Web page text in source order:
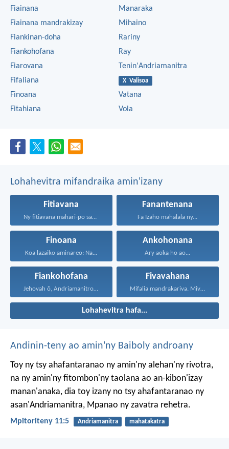
Fiainana
Fiainana mandrakizay
Fiankinan-doha
Fiankohofana
Fiarovana
Fifaliana
Finoana
Fitahiana
Manaraka
Mihaino
Rariny
Ray
Tenin'Andriamanitra
X Valisoa
Vatana
Vola
Lohahevitra mifandraika amin'izany
Fitiavana
Ny fitiavana mahari-po sady...
Fanantenana
Fa Izaho mahalala ny...
Finoana
Koa lazaiko aminareo: Na...
Ankohonana
Ary aoka ho ao...
Fiankohofana
Jehovah ô, Andriamanitro Hianao...
Fivavahana
Mifalia mandrakariva. Mivavaha, ka...
Lohahevitra hafa...
Andinin-teny ao amin'ny Baiboly androany
Toy ny tsy ahafantaranao ny amin'ny alehan'ny rivotra,
na ny amin'ny fitombon'ny taolana ao an-kibon'izay
manan'anaka, dia toy izany no tsy ahafantaranao ny
asan'Andriamanitra, Mpanao ny zavatra rehetra.
Mpitoriteny 11:5 Andriamanitra mahatakatra